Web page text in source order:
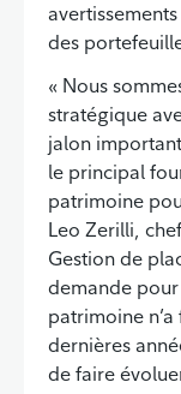
avertissements
des
« Nous
stratégique
jalon
le principal
patrimoine
Leo Zerilli,
Gestion de
demande
patrimoine
dernières
de faire